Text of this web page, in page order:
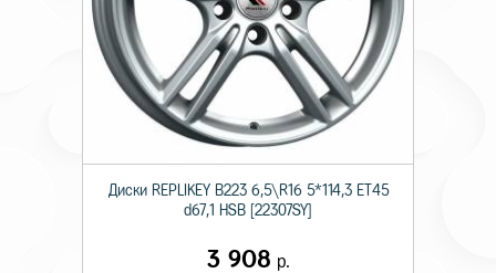
Диски RЕPLIKEY B223 6,5\R16 5*114,3 ET45
d67,1 HSB [22307SY]
3 908 р.